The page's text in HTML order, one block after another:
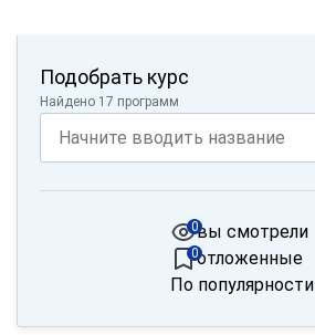
Подобрать курс
Найдено 17 программ
вы смотрели
0
отложенные
0
По популярности